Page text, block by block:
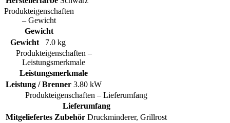
Produkteigenschaften
– Gewicht
Gewicht
Gewicht
7.0 kg
Produkteigenschaften –
Leistungsmerkmale
Leistungsmerkmale
Leistung / Brenner 3.80 kW
Produkteigenschaften – Lieferumfang
Lieferumfang
Mitgeliefertes Zubehör Druckminderer, Grillrost